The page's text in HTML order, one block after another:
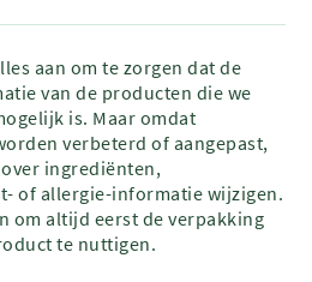
aan om te zorgen dat de
van de producten die we
is. Maar omdat
verbeterd of aangepast,
ingrediënten,
of allergie-informatie wijzigen.
om altijd eerst de verpakking
te nuttigen.